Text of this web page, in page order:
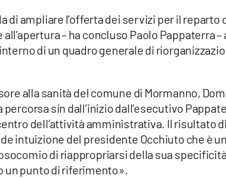
di ampliare l’offerta dei servizi per il
– ha concluso Paolo Pappaterra –
di un quadro generale di
alla sanità del comune di Mormanno,
sin dall’inizio dall’esecutivo
dell’attività amministrativa. Il risultato
intuizione del presidente Occhiuto che è
di riappropriarsi della sua
un punto di riferimento».